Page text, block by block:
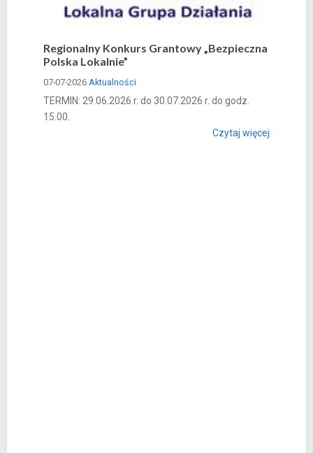
Regionalny Konkurs Grantowy „Bezpieczna
Polska Lokalnie”
07-07-2026 Aktualności
TERMIN: 29.06.2026 r. do 30.07.2026 r. do godz.
15.00.
Czytaj więcej